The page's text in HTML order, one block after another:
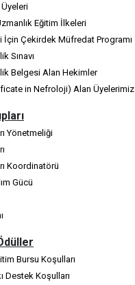
Eğitim İlkeleri
İçin Çekirdek Müfredat Programı
Sınavı
Belgesi Alan Hekimler
in Nefroloji) Alan Üyelerimiz
Yönetmeliği
Koordinatörü
Gücü
Bursu Koşulları
Destek Koşulları